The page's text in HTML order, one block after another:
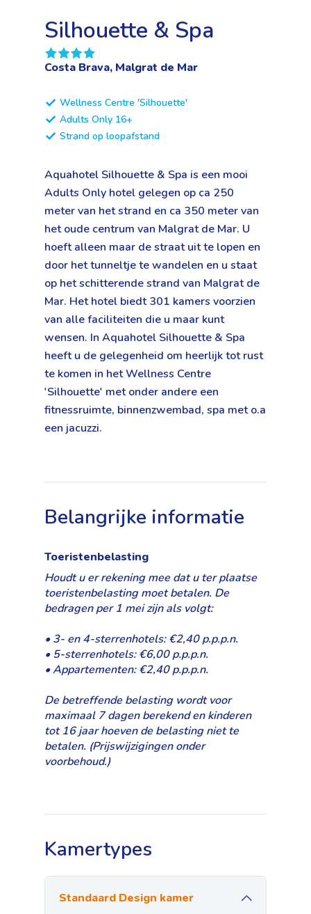
Silhouette & Spa
Costa Brava, Malgrat de Mar
Wellness Centre 'Silhouette'
Adults Only 16+
Strand op loopafstand
Aquahotel Silhouette & Spa is een mooi
Adults Only hotel gelegen op ca 250
meter van het strand en ca 350 meter van
het oude centrum van Malgrat de Mar. U
hoeft alleen maar de straat uit te lopen en
door het tunneltje te wandelen en u staat
op het schitterende strand van Malgrat de
Mar. Het hotel biedt 301 kamers voorzien
van alle faciliteiten die u maar kunt
wensen. In Aquahotel Silhouette & Spa
heeft u de gelegenheid om heerlijk tot rust
te komen in het Wellness Centre
'Silhouette' met onder andere een
fitnessruimte, binnenzwembad, spa met o.a
een jacuzzi.
Belangrijke informatie
Toeristenbelasting
Houdt u er rekening mee dat u ter plaatse
toeristenbelasting moet betalen. De
bedragen per 1 mei zijn als volgt:
• 3- en 4-sterrenhotels: €2,40 p.p.p.n.
• 5-sterrenhotels: €6,00 p.p.p.n.
• Appartementen: €2,40 p.p.p.n.
De betreffende belasting wordt voor
maximaal 7 dagen berekend en kinderen
tot 16 jaar hoeven de belasting niet te
betalen. (Prijswijzigingen onder
voorbehoud.)
Kamertypes
Standaard Design kamer